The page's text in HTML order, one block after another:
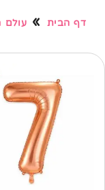
דף הבית » עולם